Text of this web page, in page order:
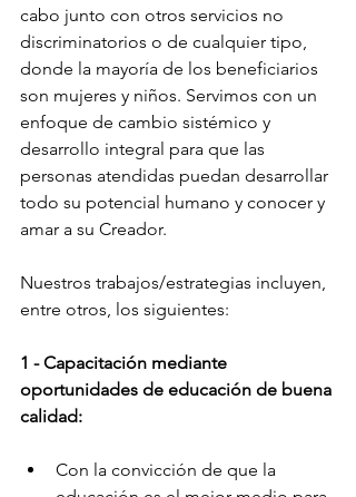
cabo junto con otros servicios no
discriminatorios o de cualquier tipo,
donde la mayoría de los beneficiarios
son mujeres y niños. Servimos con un
enfoque de cambio sistémico y
desarrollo integral para que las
personas atendidas puedan desarrollar
todo su potencial humano y conocer y
amar a su Creador.
Nuestros trabajos/estrategias incluyen,
entre otros, los siguientes:
1 - Capacitación mediante
oportunidades de educación de buena
calidad:
Con la convicción de que la